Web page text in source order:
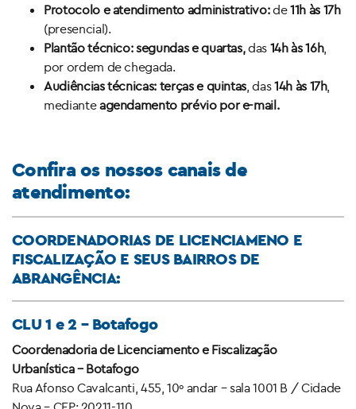
Protocolo e atendimento administrativo:de11h às 17h
(presencial).
Plantão técnico:segundas e quartas,das 14h às 16h,
por ordem de chegada.
Audiências técnicas: terças e quintas , das14h às 17h,
medianteagendamento prévio por e-mail.
Confira os nossos canais de
atendimento:
COORDENADORIAS DE LICENCIAMENO E
FISCALIZAÇÃO E SEUS BAIRROS DE
ABRANGÊNCIA:
CLU 1 e 2 – Botafogo
Coordenadoria de Licenciamento e Fiscalização
Urbanística – Botafogo
Rua Afonso Cavalcanti, 455, 10º andar – sala 1001 B / Cidade